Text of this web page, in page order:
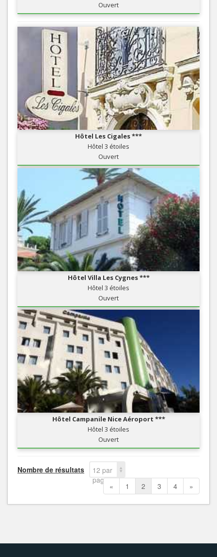
Ouvert
Hôtel Les Cigales ***
Hôtel 3 étoiles
Ouvert
Hôtel Villa Les Cygnes ***
Hôtel 3 étoiles
Ouvert
Hôtel Campanile Nice Aéroport ***
Hôtel 3 étoiles
Ouvert
Nombre de résultats
12 par
page
« 1 2 3 4 »